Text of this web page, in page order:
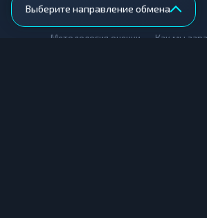
Выберите направление обмена
AML-проверка
Методология оценки Как мы